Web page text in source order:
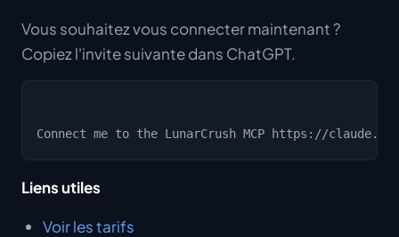
Vous souhaitez vous connecter maintenant ?
Copiez l'invite suivante dans ChatGPT.
Liens utiles
Voir les tarifs